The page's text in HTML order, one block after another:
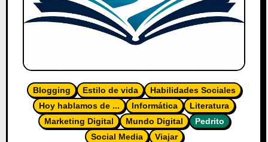
Blogging Estilo de vida
Habilidades Sociales
Hoy hablamos de ...
Informática
Literatura
Marketing Digital
Mundo Digital
Pedrito
Social Media
Viajar